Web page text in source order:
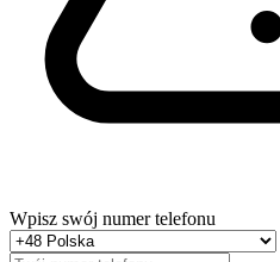
Wpisz swój numer telefonu